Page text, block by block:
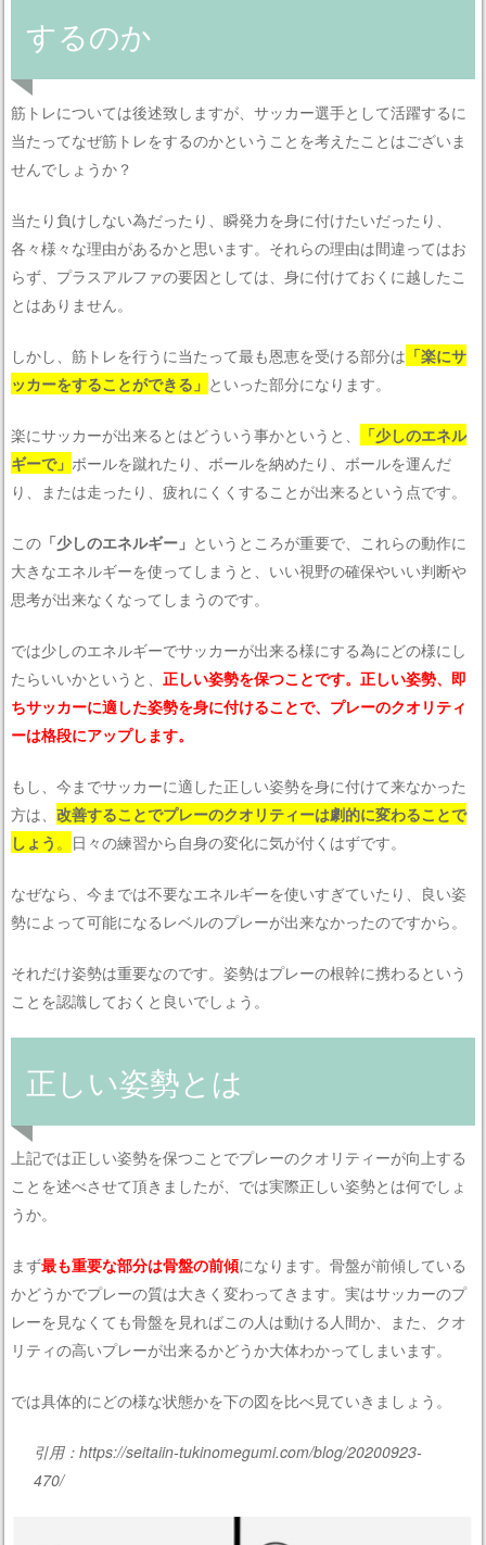
するのか
筋トレについては後述致しますが、サッカー選手として活躍するに
当たってなぜ筋トレをするのかということを考えたことはございま
せんでしょうか？
当たり負けしない為だったり、瞬発力を身に付けたいだったり、
各々様々な理由があるかと思います。それらの理由は間違ってはお
らず、プラスアルファの要因としては、身に付けておくに越したこ
とはありません。
しかし、筋トレを行うに当たって最も恩恵を受ける部分は 「楽にサ
ッカーをすることができる」 といった部分になります。
楽にサッカーが出来るとはどういう事かというと、
「少しのエネル
ギーで」 ボールを蹴れたり、ボールを納めたり、ボールを運んだ
り、または走ったり、疲れにくくすることが出来るという点です。
この 「少しのエネルギー」 というところが重要で、これらの動作に
大きなエネルギーを使ってしまうと、いい視野の確保やいい判断や
思考が出来なくなってしまうのです。
では少しのエネルギーでサッカーが出来る様にする為にどの様にし
たらいいかというと、正しい姿勢を保つことです。正しい姿勢、即
ちサッカーに適した姿勢を身に付けることで、プレーのクオリティ
ーは格段にアップします。
もし、今までサッカーに適した正しい姿勢を身に付けて来なかった
方は、改善することでプレーのクオリティーは劇的に変わることで
しょう 。 日々の練習から自身の変化に気が付くはずです。
なぜなら、今までは不要なエネルギーを使いすぎていたり、良い姿
勢によって可能になるレベルのプレーが出来なかったのですから。
それだけ姿勢は重要なのです。姿勢はプレーの根幹に携わるという
ことを認識しておくと良いでしょう。
正しい姿勢とは
上記では正しい姿勢を保つことでプレーのクオリティーが向上する
ことを述べさせて頂きましたが、では実際正しい姿勢とは何でしょ
うか。
まず最も重要な部分は骨盤の前傾になります。骨盤が前傾している
かどうかでプレーの質は大きく変わってきます。実はサッカーのプ
レーを見なくても骨盤を見ればこの人は動ける人間か、また、クオ
リティの高いプレーが出来るかどうか大体わかってしまいます。
では具体的にどの様な状態かを下の図を比べ見ていきましょう。
引用：https://seitaiin-tukinomegumi.com/blog/20200923-
470/